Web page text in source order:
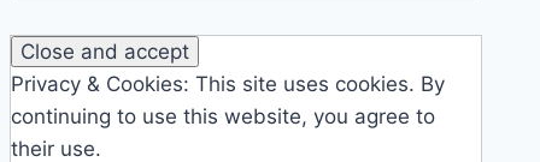
Privacy & Cookies: This site uses cookies. By
continuing to use this website, you agree to
their use.